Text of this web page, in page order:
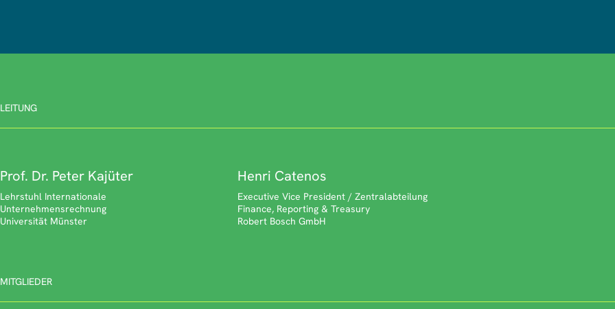
LEITUNG
Prof. Dr. Peter Kajüter
Lehrstuhl Internationale
Unternehmensrechnung
Universität Münster
Henri Catenos
Executive Vice President / Zentralabteilung
Finance, Reporting & Treasury
Robert Bosch GmbH
MITGLIEDER